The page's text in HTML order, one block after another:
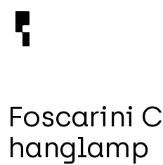
Foscarini C
hanglamp